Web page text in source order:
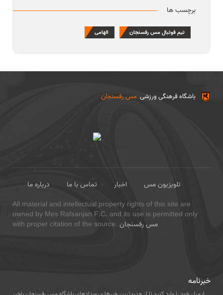
برچسب ها
تیم فوتبال مس رفسنجان الهامی
مس رفسنجان باشگاه فرهنگی ورزشی
درباره ما تماس با ما اخبار
تلویزیون مس
All material and intellectual property rights of this site are
owned by Mes Rafsanjan F.C. and its use is permitted only
with proper citation of the source. مس رفسنجان
خبرنامه